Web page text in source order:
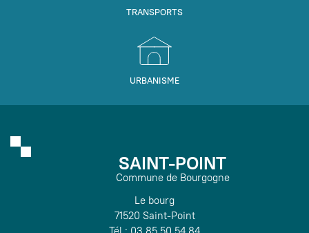
TRANSPORTS
URBANISME
SAINT-POINT
Commune de Bourgogne
Le bourg
71520 Saint-Point
Tél : 03 85 50 54 84